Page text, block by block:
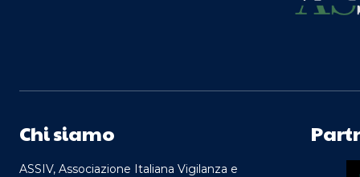
Chi siamo
ASSIV, Associazione Italiana Vigilanza e